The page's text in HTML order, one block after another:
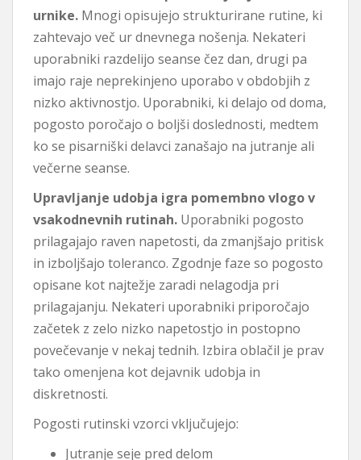
urnike. Mnogi opisujejo strukturirane rutine, ki
zahtevajo več ur dnevnega nošenja. Nekateri
uporabniki razdelijo seanse čez dan, drugi pa
imajo raje neprekinjeno uporabo v obdobjih z
nizko aktivnostjo. Uporabniki, ki delajo od doma,
pogosto poročajo o boljši doslednosti, medtem
ko se pisarniški delavci zanašajo na jutranje ali
večerne seanse.
Upravljanje udobja igra pomembno vlogo v
vsakodnevnih rutinah. Uporabniki pogosto
prilagajajo raven napetosti, da zmanjšajo pritisk
in izboljšajo toleranco. Zgodnje faze so pogosto
opisane kot najtežje zaradi nelagodja pri
prilagajanju. Nekateri uporabniki priporočajo
začetek z zelo nizko napetostjo in postopno
povečevanje v nekaj tednih. Izbira oblačil je prav
tako omenjena kot dejavnik udobja in
diskretnosti.
Pogosti rutinski vzorci vključujejo:
Jutranje seje pred delom